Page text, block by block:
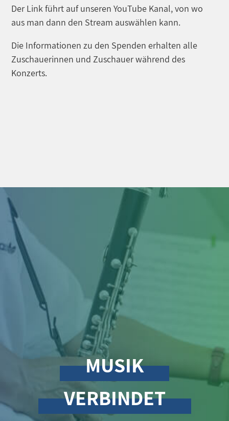
Der Link führt auf unseren YouTube Kanal, von wo
aus man dann den Stream auswählen kann.
Die Informationen zu den Spenden erhalten alle
Zuschauerinnen und Zuschauer während des
Konzerts.
MUSIK
VERBINDET